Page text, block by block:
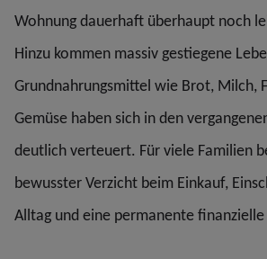
Wohnung dauerhaft überhaupt noch
Hinzu kommen massiv gestiegene
Grundnahrungsmittel wie Brot, Milch,
Gemüse haben sich in den
deutlich verteuert. Für viele Familien
bewusster Verzicht beim Einkauf,
Alltag und eine permanente finanzielle